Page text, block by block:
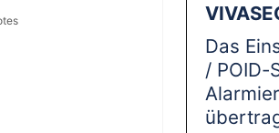
Das
/ POID-